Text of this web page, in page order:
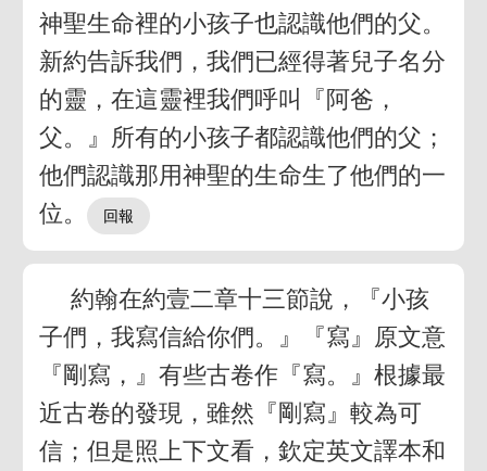
神聖生命裡的小孩子也認識他們的父。
新約告訴我們，我們已經得著兒子名分
的靈，在這靈裡我們呼叫『阿爸，
父。』所有的小孩子都認識他們的父；
他們認識那用神聖的生命生了他們的一
位。
約翰在約壹二章十三節說，『小孩
子們，我寫信給你們。』『寫』原文意
『剛寫，』有些古卷作『寫。』根據最
近古卷的發現，雖然『剛寫』較為可
信；但是照上下文看，欽定英文譯本和